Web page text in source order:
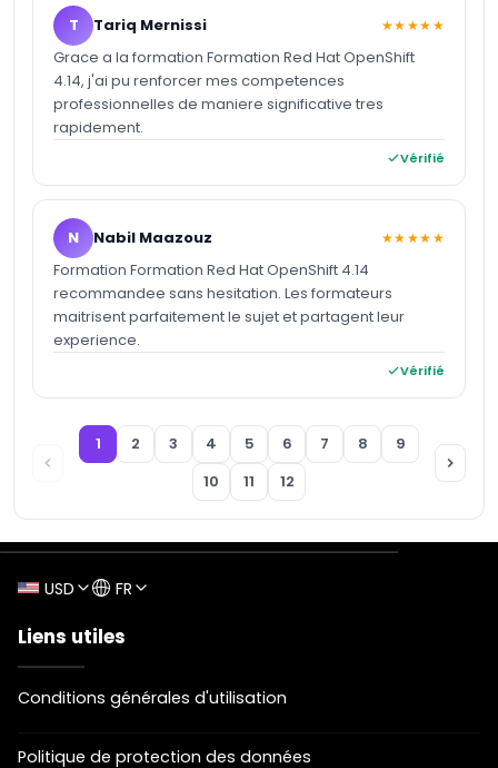
T Tariq Mernissi ★★★★★
Grace a la formation Formation Red Hat OpenShift
4.14, j'ai pu renforcer mes competences
professionnelles de maniere significative tres
rapidement.
Vérifié
N Nabil Maazouz ★★★★★
Formation Formation Red Hat OpenShift 4.14
recommandee sans hesitation. Les formateurs
maitrisent parfaitement le sujet et partagent leur
experience.
Vérifié
1 2 3 4 5 6 7 8
9
10
11 12
USD FR
Liens utiles
Conditions générales d'utilisation
Politique de protection des données